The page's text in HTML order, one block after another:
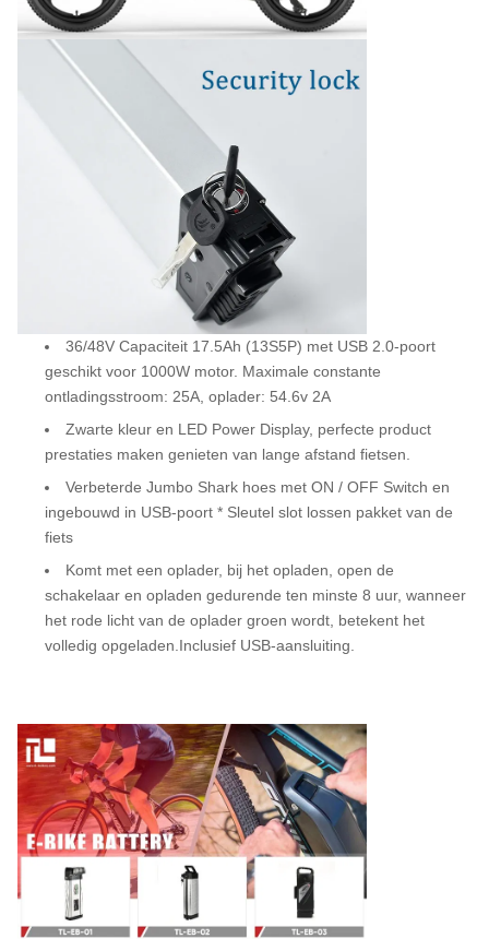
36/48V Capaciteit 17.5Ah (13S5P) met USB 2.0-poort
geschikt voor 1000W motor. Maximale constante
ontladingsstroom: 25A, oplader: 54.6v 2A
Zwarte kleur en LED Power Display, perfecte product
prestaties maken genieten van lange afstand fietsen.
Verbeterde Jumbo Shark hoes met ON / OFF Switch en
ingebouwd in USB-poort * Sleutel slot lossen pakket van de
fiets
Komt met een oplader, bij het opladen, open de
schakelaar en opladen gedurende ten minste 8 uur, wanneer
het rode licht van de oplader groen wordt, betekent het
volledig opgeladen.Inclusief USB-aansluiting.